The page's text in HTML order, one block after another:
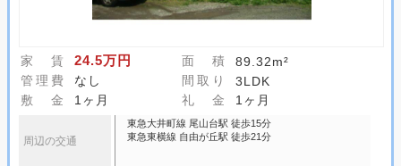
家 賃 24.5万円 面 積
89.32m²
管理費
なし 間取り
3LDK
敷 金
1ヶ月 礼 金 1ヶ月
周辺の交通
東急大井町線 尾山台駅 徒歩15分
東急東横線 自由が丘駅 徒歩21分